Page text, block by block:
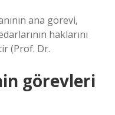
ana görevi,
haklarını
(Prof. Dr.
görevleri